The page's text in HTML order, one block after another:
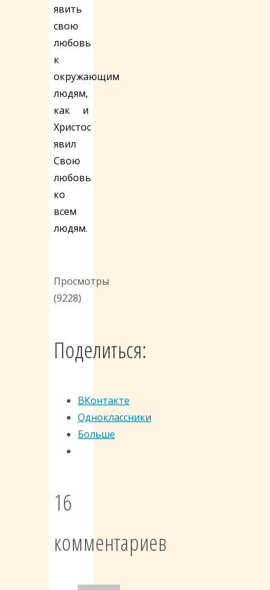
явить
свою
любовь
к
окружающим
людям,
как и
Христос
явил
Свою
любовь
ко
всем
людям.
Просмотры
(9228)
Поделиться:
ВКонтакте
Одноклассники
Больше
16
комментариев